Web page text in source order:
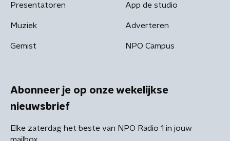
Presentatoren
Muziek
Gemist
App de studio
Adverteren
NPO Campus
Abonneer je op onze wekelijkse
nieuwsbrief
Elke zaterdag het beste van NPO Radio 1 in jouw
mailbox